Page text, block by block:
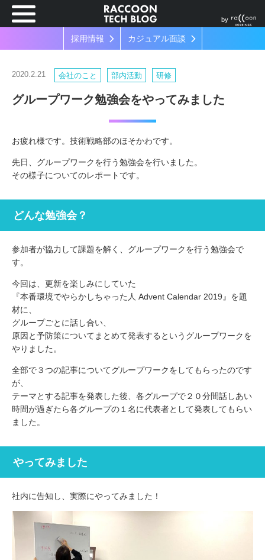
by
採用情報 カジュアル面談
2020.2.21 会社のこと 部内活動 研修
グループワーク勉強会をやってみました
お疲れ様です。技術戦略部のほそかわです。
先日、グループワークを行う勉強会を行いました。
その様子についてのレポートです。
どんな勉強会？
参加者が協力して課題を解く、グループワークを行う勉強会で
す。
今回は、更新を楽しみにしていた
『本番環境でやらかしちゃった人 Advent Calendar 2019』を題
材に、
グループごとに話し合い、
原因と予防策についてまとめて発表するというグループワークを
やりました。
全部で３つの記事についてグループワークをしてもらったのです
が、
テーマとする記事を発表した後、各グループで２０分間話しあい
時間が過ぎたら各グループの１名に代表者として発表してもらい
ました。
やってみました
社内に告知し、実際にやってみました！